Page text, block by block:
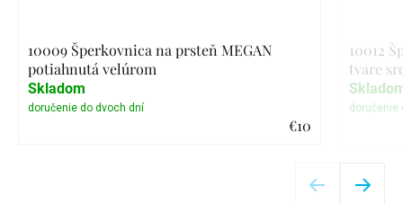
10009 Šperkovnica na prsteň MEGAN
potiahnutá velúrom
€10
Skladom
10012
tvare